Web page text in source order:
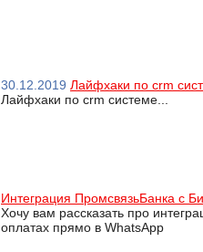
30.12.2019 Лайфхаки по crm
Лайфхаки по crm системе...
Интеграция ПромсвязьБанка с
Хочу вам рассказать про
оплатах прямо в WhatsApp